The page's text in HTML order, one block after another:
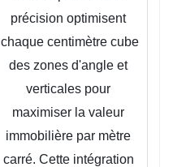
précision optimisent
chaque centimètre cube
des zones d'angle et
verticales pour
maximiser la valeur
immobilière par mètre
carré. Cette intégration